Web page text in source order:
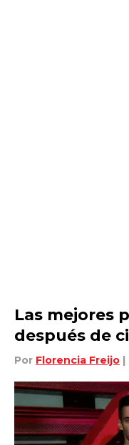
Las mejores
después de
Por Florencia Freijo |